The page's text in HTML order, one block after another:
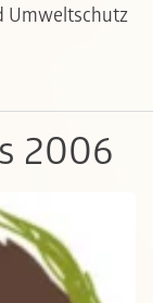
Umweltschutz
2006